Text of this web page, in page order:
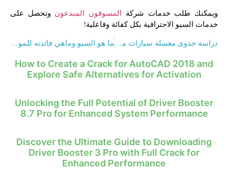
ويمكنك طلب خدمات شركة المسوقون المبدعون وتحصل على
خدمات السيو الاحترافية بكل كفائة وفاعلية!
دراسة جدوى مغسلة سيارات متنقله 2023
ما هو السيو وماهي فائدته للمواقع الإلكترونية (SEO)؟ | 2024
How to Create a Crack for AutoCAD 2018 and
Explore Safe Alternatives for Activation
Unlocking the Full Potential of Driver Booster
8.7 Pro for Enhanced System Performance
Discover the Ultimate Guide to Downloading
Driver Booster 3 Pro with Full Crack for
Enhanced Performance